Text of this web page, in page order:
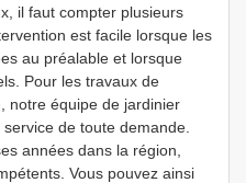
il faut compter plusieurs
est facile lorsque les
au préalable et lorsque
Pour les travaux de
notre équipe de jardinier
de toute demande.
années dans la région,
Vous pouvez ainsi